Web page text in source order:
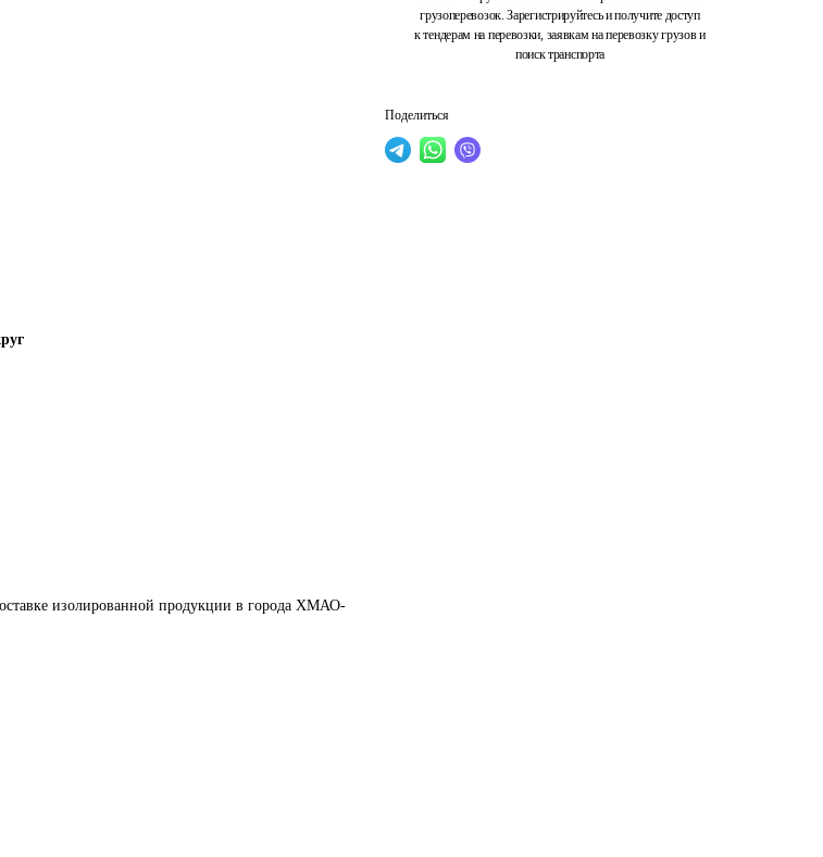
грузоперевозок. Зарегистрируйтесь и получите доступ
к тендерам на перевозки, заявкам на перевозку грузов и
поиск транспорта
Поделиться
изолированной продукции в города ХМАО-